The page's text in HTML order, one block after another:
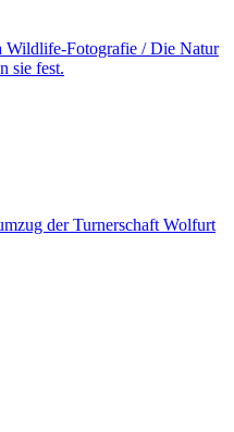
Wildlife-Fotografie / Die Natur
sie fest.
der Turnerschaft Wolfurt